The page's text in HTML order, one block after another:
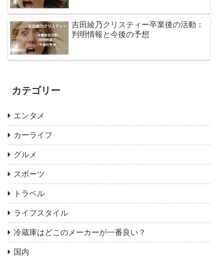
吉田綾乃クリスティー卒業後の活動：
判明情報と今後の予想
カテゴリー
エンタメ
カーライフ
グルメ
スポーツ
トラベル
ライフスタイル
冷蔵庫はどこのメーカーが一番良い？
国内